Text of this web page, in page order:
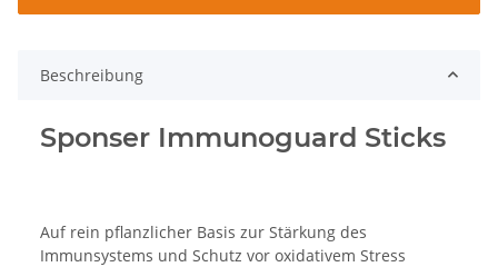
Beschreibung
Sponser Immunoguard Sticks
Auf rein pflanzlicher Basis zur Stärkung des
Immunsystems und Schutz vor oxidativem Stress